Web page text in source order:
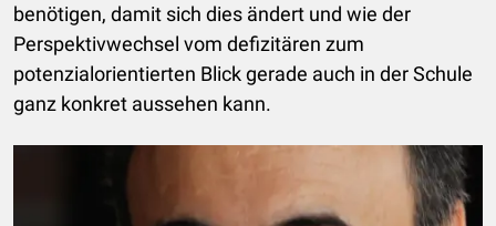
benötigen, damit sich dies ändert und wie der
Perspektivwechsel vom defizitären zum
potenzialorientierten Blick gerade auch in der Schule
ganz konkret aussehen kann.